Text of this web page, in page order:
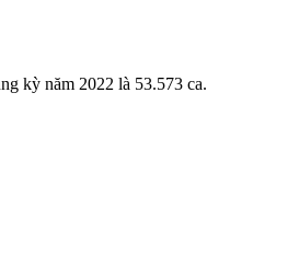
kỳ năm 2022 là 53.573 ca.